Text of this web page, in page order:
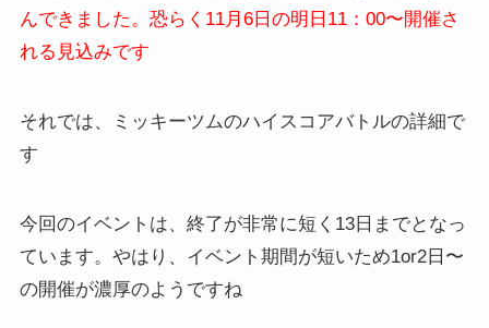
んできました。恐らく11月6日の明日11：00〜開催さ
れる見込みです
それでは、ミッキーツムのハイスコアバトルの詳細で
す
今回のイベントは、終了が非常に短く13日までとなっ
ています。やはり、イベント期間が短いため1or2日〜
の開催が濃厚のようですね